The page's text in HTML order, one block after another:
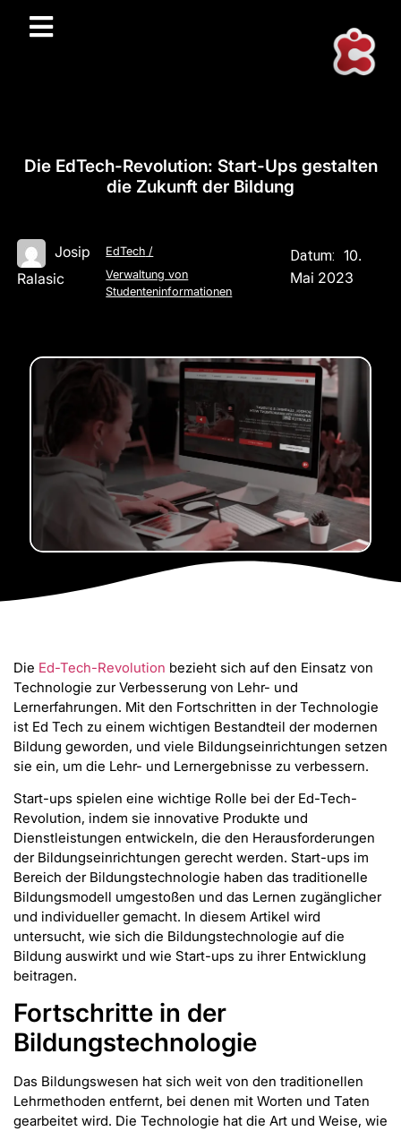
Die EdTech-Revolution: Start-Ups gestalten
die Zukunft der Bildung
Josip
Ralasic
EdTech /
Verwaltung von
Studenteninformationen
Datum: 10.
Mai 2023
Die Ed-Tech-Revolution bezieht sich auf den Einsatz von
Technologie zur Verbesserung von Lehr- und
Lernerfahrungen. Mit den Fortschritten in der Technologie
ist Ed Tech zu einem wichtigen Bestandteil der modernen
Bildung geworden, und viele Bildungseinrichtungen setzen
sie ein, um die Lehr- und Lernergebnisse zu verbessern.
Start-ups spielen eine wichtige Rolle bei der Ed-Tech-
Revolution, indem sie innovative Produkte und
Dienstleistungen entwickeln, die den Herausforderungen
der Bildungseinrichtungen gerecht werden. Start-ups im
Bereich der Bildungstechnologie haben das traditionelle
Bildungsmodell umgestoßen und das Lernen zugänglicher
und individueller gemacht. In diesem Artikel wird
untersucht, wie sich die Bildungstechnologie auf die
Bildung auswirkt und wie Start-ups zu ihrer Entwicklung
beitragen.
Fortschritte in der
Bildungstechnologie
Das Bildungswesen hat sich weit von den traditionellen
Lehrmethoden entfernt, bei denen mit Worten und Taten
gearbeitet wird. Die Technologie hat die Art und Weise, wie